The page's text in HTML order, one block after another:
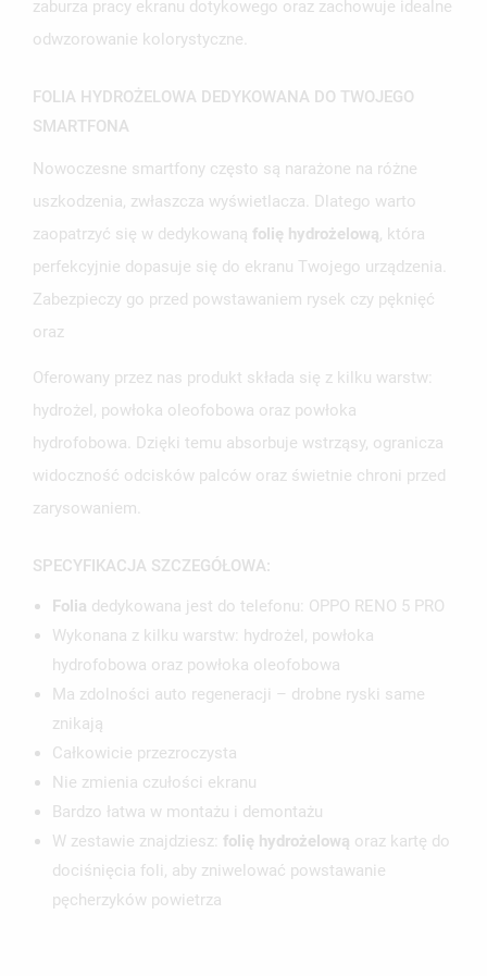
zaburza pracy ekranu dotykowego oraz zachowuje idealne
odwzorowanie kolorystyczne.
FOLIA HYDROŻELOWA DEDYKOWANA DO TWOJEGO
SMARTFONA
Nowoczesne smartfony często są narażone na różne
uszkodzenia, zwłaszcza wyświetlacza. Dlatego warto
zaopatrzyć się w dedykowaną folię hydrożelową, która
perfekcyjnie dopasuje się do ekranu Twojego urządzenia.
Zabezpieczy go przed powstawaniem rysek czy pęknięć
oraz
Oferowany przez nas produkt składa się z kilku warstw:
hydrożel, powłoka oleofobowa oraz powłoka
hydrofobowa. Dzięki temu absorbuje wstrząsy, ogranicza
widoczność odcisków palców oraz świetnie chroni przed
zarysowaniem.
SPECYFIKACJA SZCZEGÓŁOWA:
Folia dedykowana jest do telefonu: OPPO RENO 5 PRO
Wykonana z kilku warstw: hydrożel, powłoka
hydrofobowa oraz powłoka oleofobowa
Ma zdolności auto regeneracji – drobne ryski same
znikają
Całkowicie przezroczysta
Nie zmienia czułości ekranu
Bardzo łatwa w montażu i demontażu
W zestawie znajdziesz: folię hydrożelową oraz kartę do
dociśnięcia foli, aby zniwelować powstawanie
pęcherzyków powietrza
MOJE LISTY ŻYCZEŃ
UTWÓRZ LISTĘ ŻYCZEŃ
NAZWA LISTY ŻYCZEŃ
ANULUJ UTWÓRZ LISTĘ ŻYCZEŃ
ZALOGUJ SIĘ
SWOJEJ LIŚCIE ŻYCZEŃ.
ANULUJ ZALOGUJ SIĘ